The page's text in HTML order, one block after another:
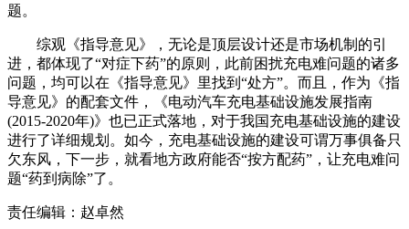
题。
综观《指导意见》，无论是顶层设计还是市场机制的引
进，都体现了“对症下药”的原则，此前困扰充电难问题的诸多
问题，均可以在《指导意见》里找到“处方”。而且，作为《指
导意见》的配套文件，《电动汽车充电基础设施发展指南
(2015-2020年)》也已正式落地，对于我国充电基础设施的建设
进行了详细规划。如今，充电基础设施的建设可谓万事俱备只
欠东风，下一步，就看地方政府能否“按方配药”，让充电难问
题“药到病除”了。
责任编辑：赵卓然